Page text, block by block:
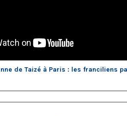
de Taizé à Paris : les franciliens